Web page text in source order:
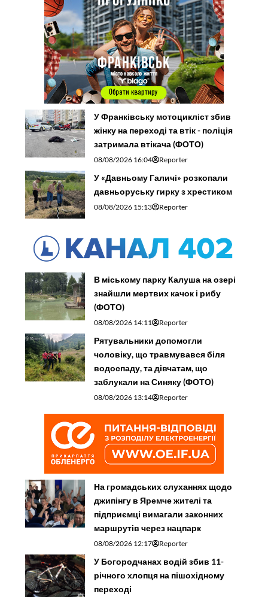
У Франківську мотоцикліст збив
жінку на переході та втік - поліція
затримала втікача (ФОТО)
08/08/2026 16:04 Reporter
У «Давньому Галичі» розкопали
давньоруську гирку з хрестиком
08/08/2026 15:13 Reporter
В міському парку Калуша на озері
знайшли мертвих качок і рибу
(ФОТО)
08/08/2026 14:11 Reporter
Рятувальники допомогли
чоловіку, що травмувався біля
водоспаду, та дівчатам, що
заблукали на Синяку (ФОТО)
08/08/2026 13:14 Reporter
На громадських слуханнях щодо
джипінгу в Яремче житeлі та
підприємці вимагали законних
маршрутів через нацпарк
08/08/2026 12:17 Reporter
У Богородчанах водій збив 11-
річного хлопця на пішохідному
переході